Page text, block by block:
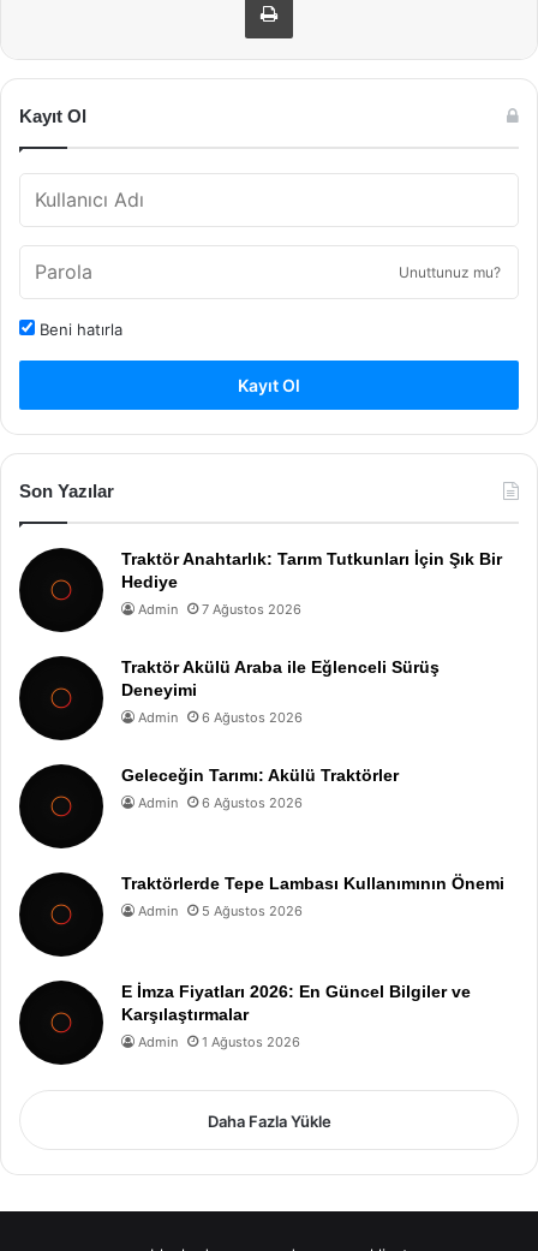
Kayıt Ol
Unuttunuz mu?
Beni hatırla
Kayıt Ol
Son Yazılar
Traktör Anahtarlık: Tarım Tutkunları İçin Şık Bir
Hediye
Admin 7 Ağustos 2026
Traktör Akülü Araba ile Eğlenceli Sürüş
Deneyimi
Admin 6 Ağustos 2026
Geleceğin Tarımı: Akülü Traktörler
Admin 6 Ağustos 2026
Traktörlerde Tepe Lambası Kullanımının Önemi
Admin 5 Ağustos 2026
E İmza Fiyatları 2026: En Güncel Bilgiler ve
Karşılaştırmalar
Admin 1 Ağustos 2026
Daha Fazla Yükle